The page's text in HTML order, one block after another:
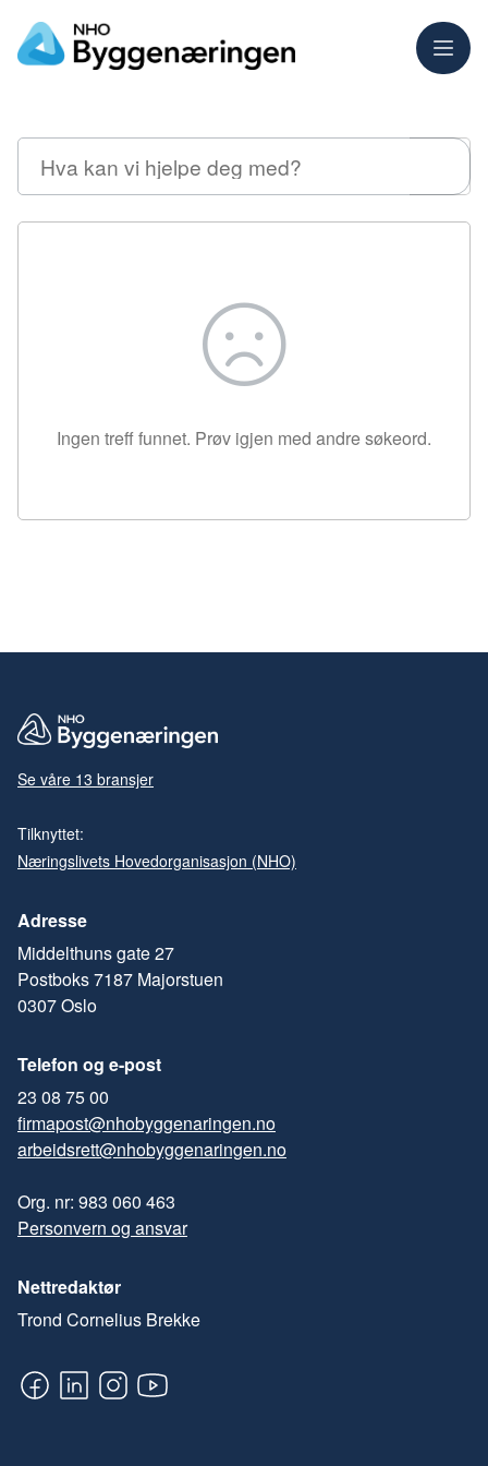
Meny
Søk
Ingen treff funnet. Prøv igjen med andre søkeord.
Se våre 13 bransjer
Tilknyttet:
Næringslivets Hovedorganisasjon (NHO)
Adresse
Middelthuns gate 27
Postboks 7187 Majorstuen
0307 Oslo
Telefon og e-post
23 08 75 00
firmapost@nhobyggenaringen.no
arbeidsrett@nhobyggenaringen.no
Org. nr: 983 060 463
Personvern og ansvar
Nettredaktør
Trond Cornelius Brekke